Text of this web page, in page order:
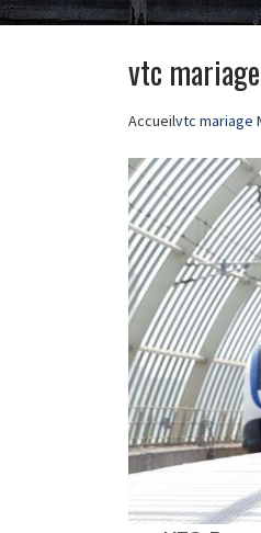
vtc
Accueilvtc mariage